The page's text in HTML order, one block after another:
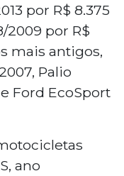
por R$ 8.375
2009 por R$
mais antigos,
Palio
Ford EcoSport
ano